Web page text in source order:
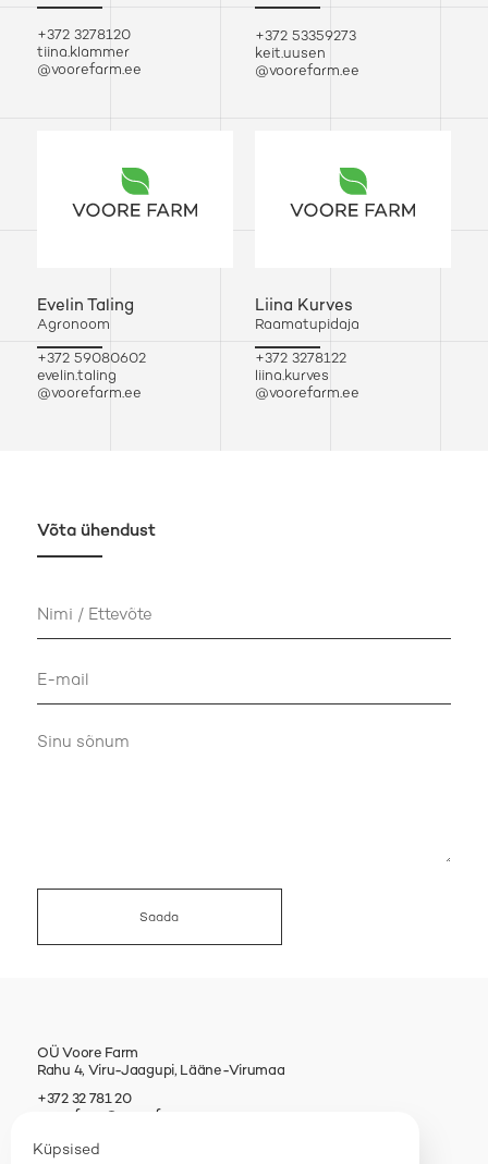
+372 3278120
tiina.klammer
@voorefarm.ee
+372 53359273
keit.uusen
@voorefarm.ee
Evelin Taling
Agronoom
+372 59080602
evelin.taling
@voorefarm.ee
Liina Kurves
Raamatupidaja
+372 3278122
liina.kurves
@voorefarm.ee
Võta ühendust
OÜ Voore Farm
Rahu 4, Viru-Jaagupi, Lääne-Virumaa
+372 32 781 20
voorefarm@voorefarm.ee
Küpsised